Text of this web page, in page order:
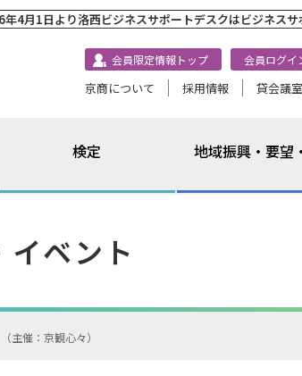
年4月1日より洛西ビジネスサポートデスクはビジネス
会員限定情報トップ 会員ログイ
京商について 採用情報 貸会議
検定 地域振興・要望
ベント
主催：京観心々）